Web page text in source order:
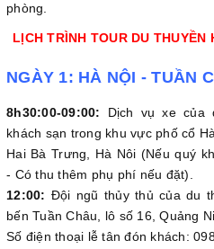
phòng.
LỊCH TRÌNH TOUR DU
NGÀY 1: HÀ NỘI - TUẦN
8h30:00-09:00: Dịch vụ xe của
khách sạn trong khu vực phố cổ
Hai Bà Trưng, Hà Nôi (Nếu quý
- Có thu thêm phụ phí nếu đặt).
12:00: Đội ngũ thủy thủ của du
bến Tuần Châu, lô số 16, Quảng
Số điện thoại lễ tân đón khách: